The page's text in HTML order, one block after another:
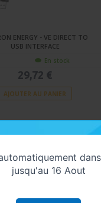
ENERGY - VE DIRECT TO
USB INTERFACE
En stock
29,72 €
AJOUTER AU PANIER
Satisfaction
jusqu'au 16 Aout